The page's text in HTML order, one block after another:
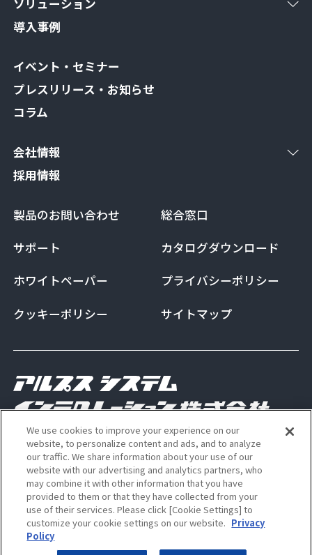
ソリューション
導入事例
イベント・セミナー
プレスリリース・お知らせ
コラム
会社情報
採用情報
製品のお問い合わせ
総合窓口
サポート
カタログダウンロード
ホワイトペーパー
プライバシーポリシー
クッキーポリシー
サイトマップ
Copyright Alps System Integration Co., Ltd. All
rights reserved
ALSI 公式 Instagram アカウン
ALSI 公式 X アカウント
We use cookies to improve your experience on our
website, to personalize content and ads, and to analyze
our traffic. We share information about your use of our
website with our advertising and analytics partners, who
may combine it with other information that you have
provided to them or that they have collected from your
use of their services. Please click [Cookie Settings] to
customize your cookie settings on our website. Privacy
Policy